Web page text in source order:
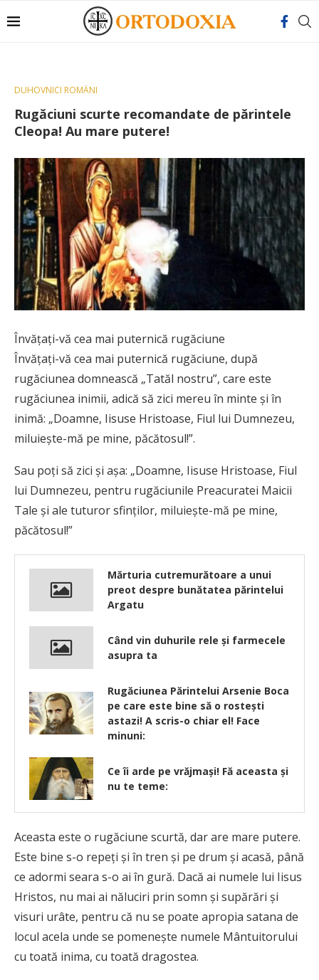
DUHOVNICI ROMÂNI
Rugăciuni scurte recomandate de părintele
Cleopa! Au mare putere!
Învăţaţi-vă cea mai puternică rugăciune
Învăţaţi-vă cea mai puternică rugăciune, după
rugăciunea domnească „Tatăl nostru”, care este
rugăciunea inimii, adică să zici mereu în minte şi în
inimă: „Doamne, Iisuse Hristoase, Fiul lui Dumnezeu,
miluieşte-mă pe mine, păcătosul!”.
Sau poţi să zici şi aşa: „Doamne, Iisuse Hristoase, Fiul
lui Dumnezeu, pentru rugăciunile Preacuratei Maicii
Tale şi ale tuturor sfinţilor, miluieşte-mă pe mine,
păcătosul!”
Mărturia cutremurătoare a unui
preot despre bunătatea părintelui
Argatu
Când vin duhurile rele şi farmecele
asupra ta
Rugăciunea Părintelui Arsenie Boca
pe care este bine să o rostești
astazi! A scris-o chiar el! Face
minuni:
Ce îi arde pe vrăjmaşi! Fă aceasta şi
nu te teme:
Aceasta este o rugăciune scurtă, dar are mare putere.
Este bine s-o repeţi şi în tren şi pe drum şi acasă, până
ce adormi seara s-o ai în gură. Dacă ai numele lui Iisus
Hristos, nu mai ai năluciri prin somn şi supărări şi
visuri urâte, pentru că nu se poate apropia satana de
locul acela unde se pomeneşte numele Mântuitorului
cu toată inima, cu toată dragostea.